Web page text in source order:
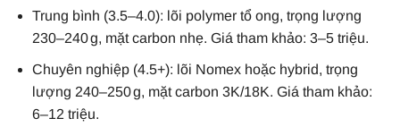
Trung bình (3.5–4.0): lõi polymer tổ ong, trọng lượng
230–240 g, mặt carbon nhẹ. Giá tham khảo: 3–5 triệu.
Chuyên nghiệp (4.5+): lõi Nomex hoặc hybrid, trọng
lượng 240–250 g, mặt carbon 3K/18K. Giá tham khảo:
6–12 triệu.